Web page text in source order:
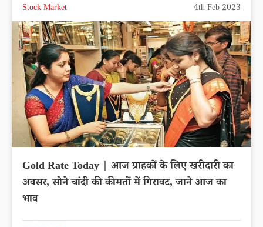
Stock Market 4th Feb 2023
Gold Rate Today | आज ग्राहकों के लिए खरीदारी का
अवसर, सोने चांदी की कीमतों में गिरावट, जाने आज का
भाव